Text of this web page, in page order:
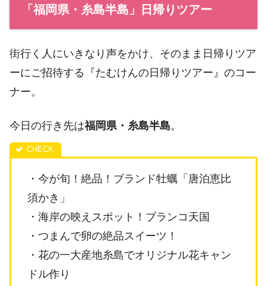
「福岡県・糸島半島」日帰りツアー
街行く人にいきなり声をかけ、そのまま日帰りツア
ーにご招待する『たむけんの日帰りツアー』のコー
ナー。
今日の行き先は福岡県・糸島半島。
・今が旬！絶品！ブランド牡蠣「唐泊恵比
須かき」
・海岸の映えスポット！ブランコ天国
・つまんで卵の絶品スイーツ！
・花の一大産地糸島でオリジナル花キャン
ドル作り